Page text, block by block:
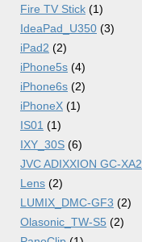
Fire TV Stick (1)
IdeaPad_U350 (3)
iPad2 (2)
iPhone5s (4)
iPhone6s (2)
iPhoneX (1)
IS01 (1)
IXY_30S (6)
JVC ADIXXION GC-XA2
Lens (2)
LUMIX_DMC-GF3 (2)
Olasonic_TW-S5 (2)